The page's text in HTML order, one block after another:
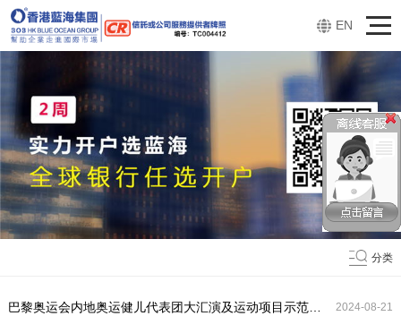
EN
分类
2024-08-21
巴黎奥运会内地奥运健儿代表团大汇演及运动项目示范门票公开发售特别安排